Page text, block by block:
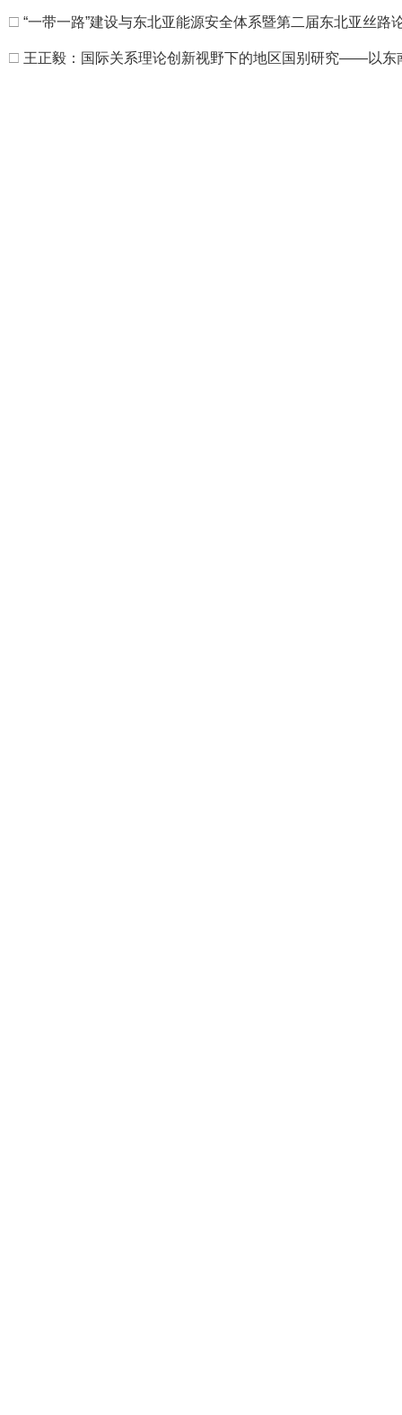
□ “一带一路”建设与东北亚能源安全体系暨第二届东北亚丝路
□ 王正毅：国际关系理论创新视野下的地区国别研究——以东